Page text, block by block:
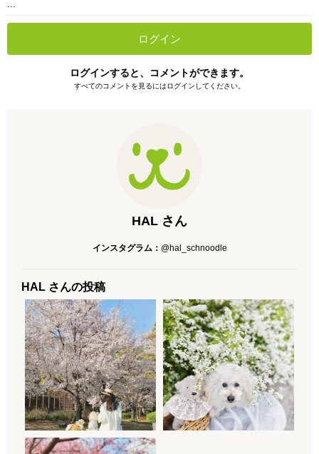
ログイン
ログインすると、コメントができます。
すべてのコメントを見るにはログインしてください。
HAL さん
インスタグラム： @hal_schnoodle
HAL さんの投稿